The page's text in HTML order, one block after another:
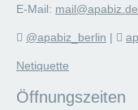
E-Mail: mail@apabiz.de
@apabiz_berlin |
Netiquette
Öffnungszeiten